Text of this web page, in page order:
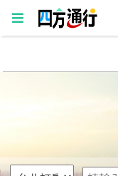
四
房